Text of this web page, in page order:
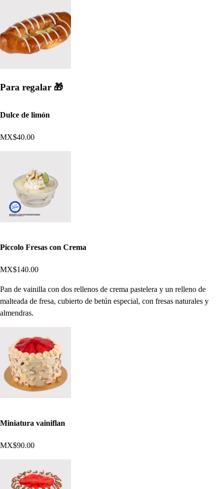
Para regalar 🎁​​​
Dulce de limón
MX$40.00
Piccolo Fresas con Crema
MX$140.00
Pan de vainilla con dos rellenos de crema pastelera y un relleno de
malteada de fresa, cubierto de betún especial, con fresas naturales y
almendras.
Miniatura vainiflan
MX$90.00